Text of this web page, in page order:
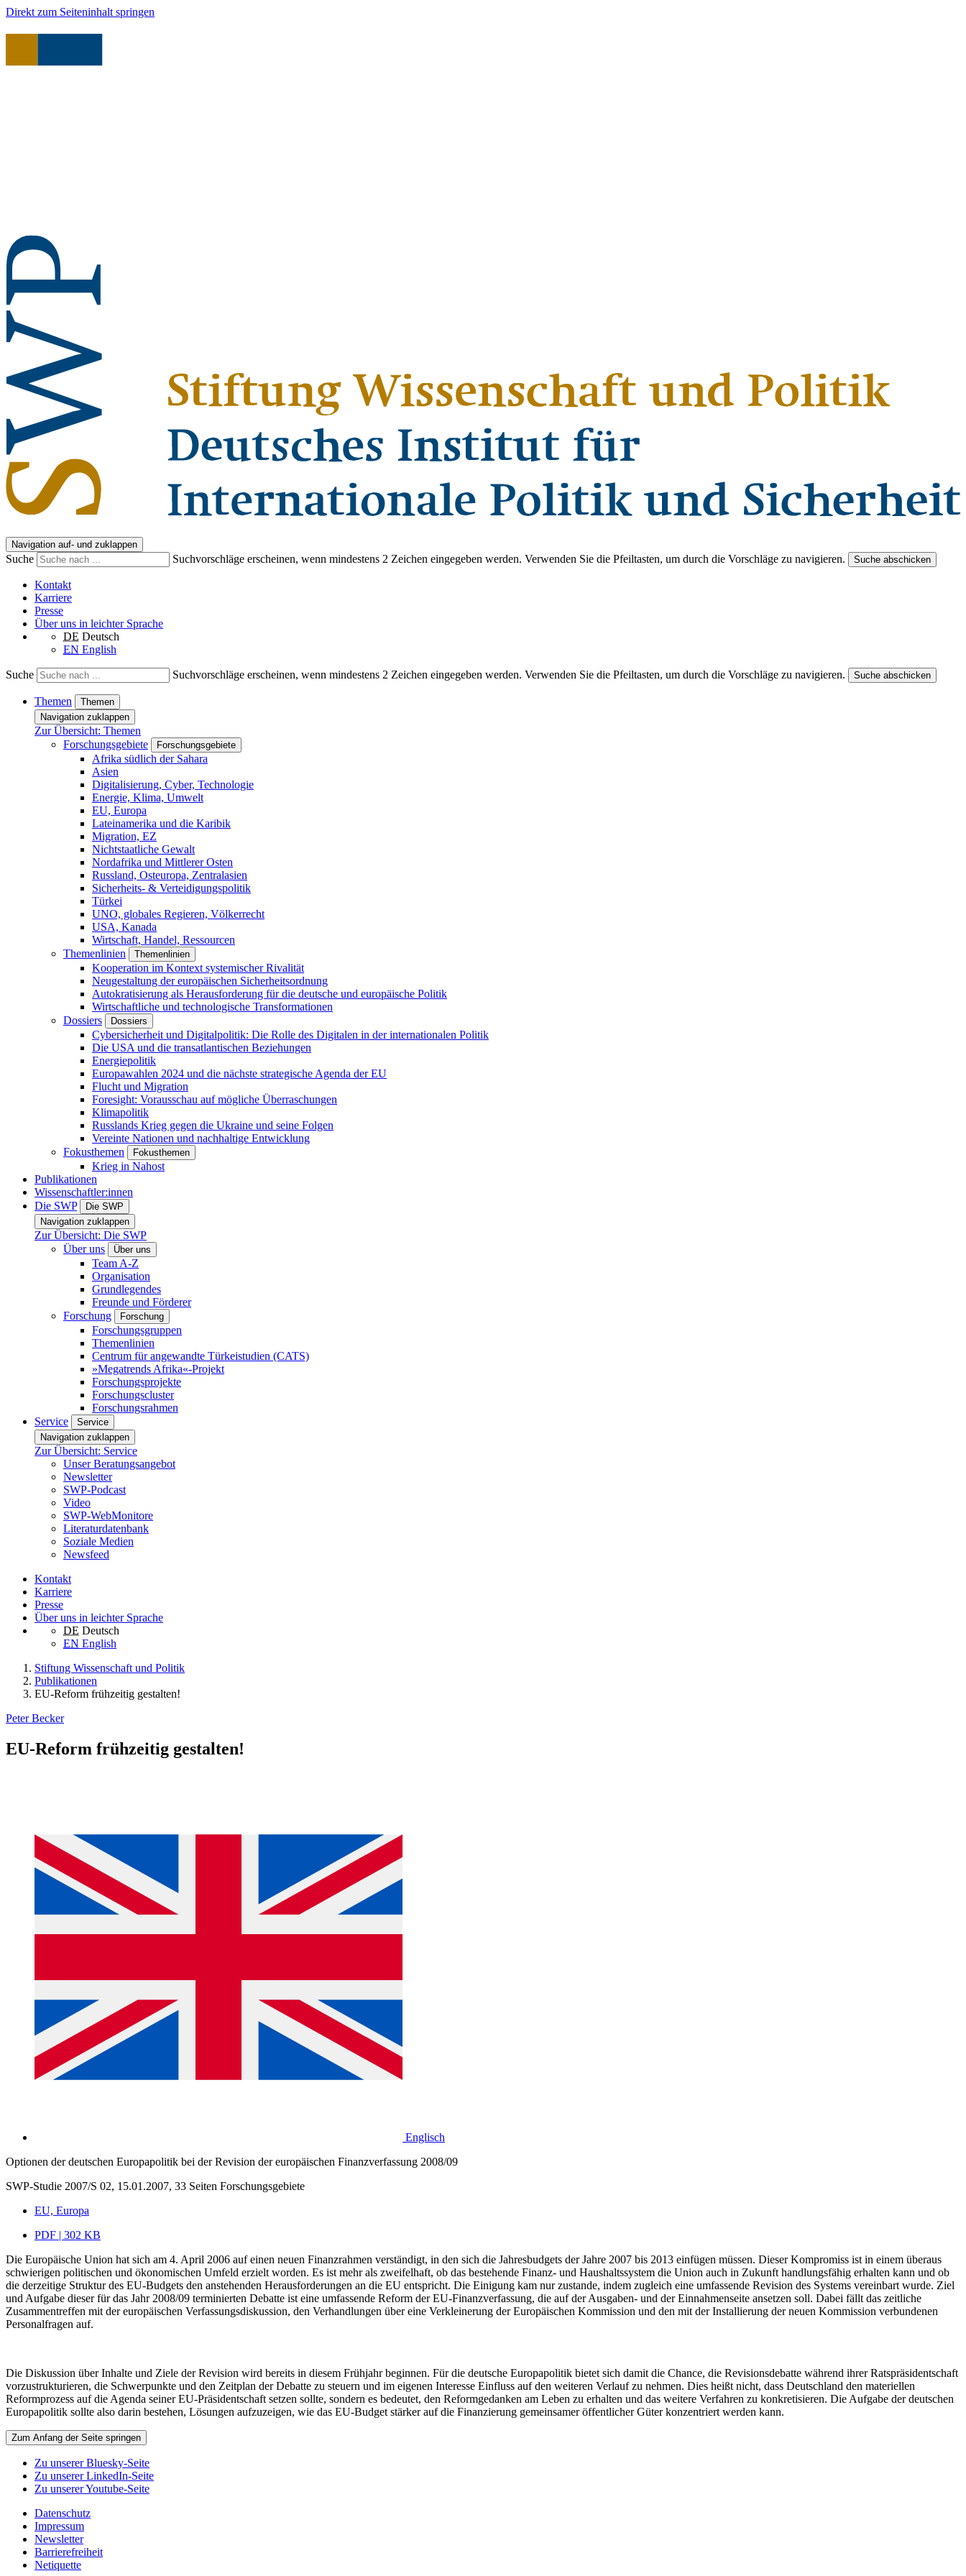
Direkt zum Seiteninhalt springen
Navigation auf- und zuklappen
Suche Suchvorschläge erscheinen, wenn mindestens 2 Zeichen eingegeben werden. Verwenden Sie die Pfeiltasten, um durch die Vorschläge zu navigieren. Suche abschicken
Kontakt
Karriere
Presse
Über uns in leichter Sprache
DE Deutsch
EN English
Suche Suchvorschläge erscheinen, wenn mindestens 2 Zeichen eingegeben werden. Verwenden Sie die Pfeiltasten, um durch die Vorschläge zu navigieren. Suche abschicken
Themen
Themen
Navigation zuklappen
Zur Übersicht: Themen
Forschungsgebiete
Forschungsgebiete
Afrika südlich der Sahara
Asien
Digitalisierung, Cyber, Technologie
Energie, Klima, Umwelt
EU, Europa
Lateinamerika und die Karibik
Migration, EZ
Nichtstaatliche Gewalt
Nordafrika und Mittlerer Osten
Russland, Osteuropa, Zentralasien
Sicherheits- & Verteidigungspolitik
Türkei
UNO, globales Regieren, Völkerrecht
USA, Kanada
Wirtschaft, Handel, Ressourcen
Themenlinien
Themenlinien
Kooperation im Kontext systemischer Rivalität
Neugestaltung der europäischen Sicherheitsordnung
Autokratisierung als Herausforderung für die deutsche und europäische Politik
Wirtschaftliche und technologische Transformationen
Dossiers
Dossiers
Cybersicherheit und Digitalpolitik: Die Rolle des Digitalen in der internationalen Politik
Die USA und die transatlantischen Beziehungen
Energiepolitik
Europawahlen 2024 und die nächste strategische Agenda der EU
Flucht und Migration
Foresight: Vorausschau auf mögliche Überraschungen
Klimapolitik
Russlands Krieg gegen die Ukraine und seine Folgen
Vereinte Nationen und nachhaltige Entwicklung
Fokusthemen
Fokusthemen
Krieg in Nahost
Publikationen
Wissenschaftler:innen
Die SWP
Die SWP
Navigation zuklappen
Zur Übersicht: Die SWP
Über uns
Über uns
Team A-Z
Organisation
Grundlegendes
Freunde und Förderer
Forschung
Forschung
Forschungsgruppen
Themenlinien
Centrum für angewandte Türkeistudien (CATS)
»Megatrends Afrika«-Projekt
Forschungsprojekte
Forschungscluster
Forschungsrahmen
Service
Service
Navigation zuklappen
Zur Übersicht: Service
Unser Beratungsangebot
Newsletter
SWP-Podcast
Video
SWP-WebMonitore
Literaturdatenbank
Soziale Medien
Newsfeed
Kontakt
Karriere
Presse
Über uns in leichter Sprache
DE Deutsch
EN English
Stiftung Wissenschaft und Politik
Publikationen
EU-Reform frühzeitig gestalten!
Peter Becker
EU-Reform frühzeitig gestalten!
Englisch
Optionen der deutschen Europapolitik bei der Revision der europäischen Finanzverfassung 2008/09
SWP-Studie 2007/S 02, 15.01.2007, 33 Seiten Forschungsgebiete
EU, Europa
PDF | 302 KB
Die Europäische Union hat sich am 4. April 2006 auf einen neuen Finanzrahmen verständigt, in den sich die Jahresbudgets der Jahre 2007 bis 2013 einfügen müssen. Dieser Kompromiss ist in einem überaus
schwierigen politischen und ökonomischen Umfeld erzielt worden. Es ist mehr als zweifelhaft, ob das bestehende Finanz- und Haushaltssystem die Union auch in Zukunft handlungsfähig erhalten kann und ob
die derzeitige Struktur des EU-Budgets den anstehenden Herausforderungen an die EU entspricht. Die Einigung kam nur zustande, indem zugleich eine umfassende Revision des Systems vereinbart wurde. Ziel
und Aufgabe dieser für das Jahr 2008/09 terminierten Debatte ist eine umfassende Reform der EU-Finanzverfassung, die auf der Ausgaben- und der Einnahmenseite ansetzen soll. Dabei fällt das zeitliche
Zusammentreffen mit der europäischen Verfassungsdiskussion, den Verhandlungen über eine Verkleinerung der Europäischen Kommission und den mit der Installierung der neuen Kommission verbundenen
Personalfragen auf.
Die Diskussion über Inhalte und Ziele der Revision wird bereits in diesem Frühjahr beginnen. Für die deutsche Europapolitik bietet sich damit die Chance, die Revisionsdebatte während ihrer Ratspräsidentschaft
vorzustrukturieren, die Schwerpunkte und den Zeitplan der Debatte zu steuern und im eigenen Interesse Einfluss auf den weiteren Verlauf zu nehmen. Dies heißt nicht, dass Deutschland den materiellen
Reformprozess auf die Agenda seiner EU-Präsidentschaft setzen sollte, sondern es bedeutet, den Reformgedanken am Leben zu erhalten und das weitere Verfahren zu konkretisieren. Die Aufgabe der deutschen
Europapolitik sollte also darin bestehen, Lösungen aufzuzeigen, wie das EU-Budget stärker auf die Finanzierung gemeinsamer öffentlicher Güter konzentriert werden kann.
Zum Anfang der Seite springen
Zu unserer Bluesky-Seite
Zu unserer LinkedIn-Seite
Zu unserer Youtube-Seite
Datenschutz
Impressum
Newsletter
Barrierefreiheit
Netiquette